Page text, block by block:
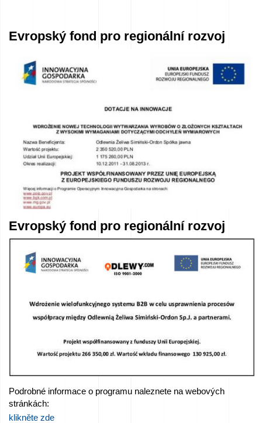
Evropský fond pro regionální rozvoj
Evropský fond pro regionální rozvoj
Podrobné informace o programu naleznete na webových
stránkách:
klikněte zde